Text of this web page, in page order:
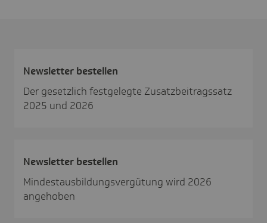
News­letter bestellen
Der gesetzlich festgelegte Zusatzbeitragssatz
2025 und 2026
News­letter bestellen
Mindestausbildungsvergütung wird 2026
angehoben